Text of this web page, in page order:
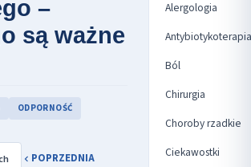
–
są ważne
ODPORNOŚĆ
POPRZEDNIA
Alergologia
Antybiotykoterapia
Ból
Chirurgia
Choroby rzadkie
Ciekawostki